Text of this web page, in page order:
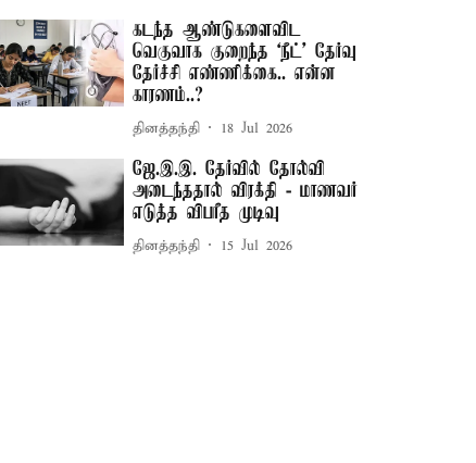
கடந்த ஆண்டுகளைவிட
வெகுவாக குறைந்த ‘நீட்’ தேர்வு
தேர்ச்சி எண்ணிக்கை.. என்ன
காரணம்..?
தினத்தந்தி 18 Jul 2026
ஜே.இ.இ. தேர்வில் தோல்வி
அடைந்ததால் விரக்தி - மாணவர்
எடுத்த விபரீத முடிவு
தினத்தந்தி 15 Jul 2026